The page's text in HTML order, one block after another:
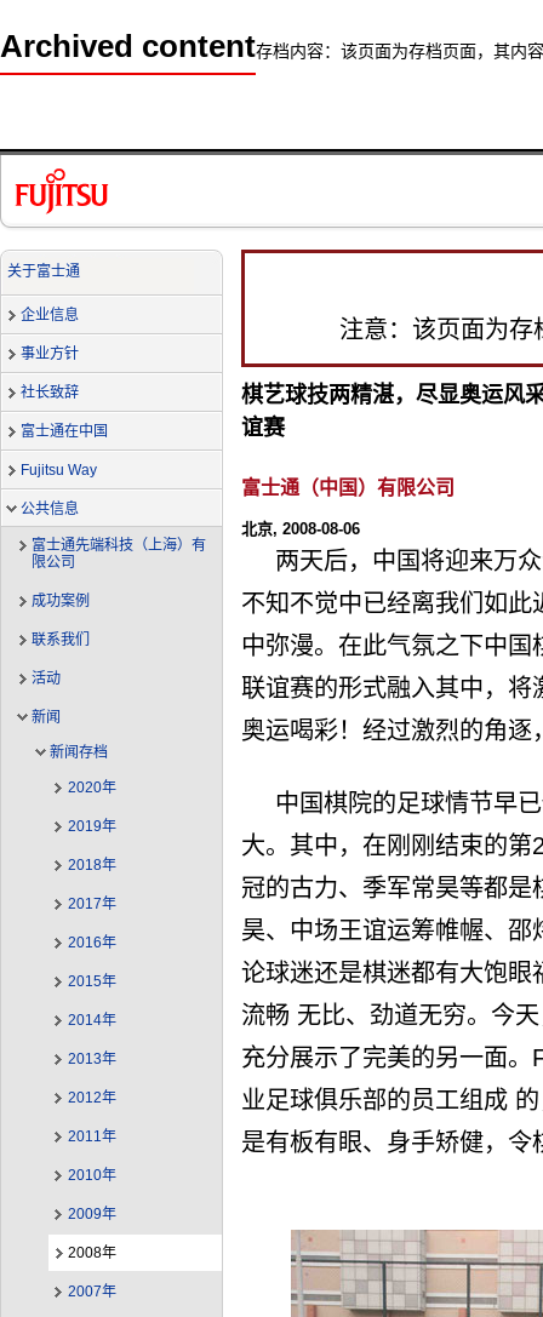
Archived content存档内容：该页面为存档页面，其内
关于富士通
企业信息
事业方针
社长致辞
富士通在中国
Fujitsu Way
公共信息
富士通先端科技（上海）有
限公司
成功案例
联系我们
活动
新闻
新闻存档
2020年
2019年
2018年
2017年
2016年
2015年
2014年
2013年
2012年
2011年
2010年
2009年
2008年
2007年
注意：该页面为
棋艺球技两精湛，尽显奥运
谊赛
富士通（中国）有限公司
北京, 2008-08-06
两天后，中国将迎来万
不知不觉中已经离我们如
中弥漫。在此气氛之下中
联谊赛的形式融入其中，
奥运喝彩！经过激烈的角
中国棋院的足球情节早
大。其中，在刚刚结束的
冠的古力、季军常昊等都
昊、中场王谊运筹帷幄、
论球迷还是棋迷都有大饱
流畅 无比、劲道无穷。今
充分展示了完美的另一面
业足球俱乐部的员工组成
是有板有眼、身手矫健，